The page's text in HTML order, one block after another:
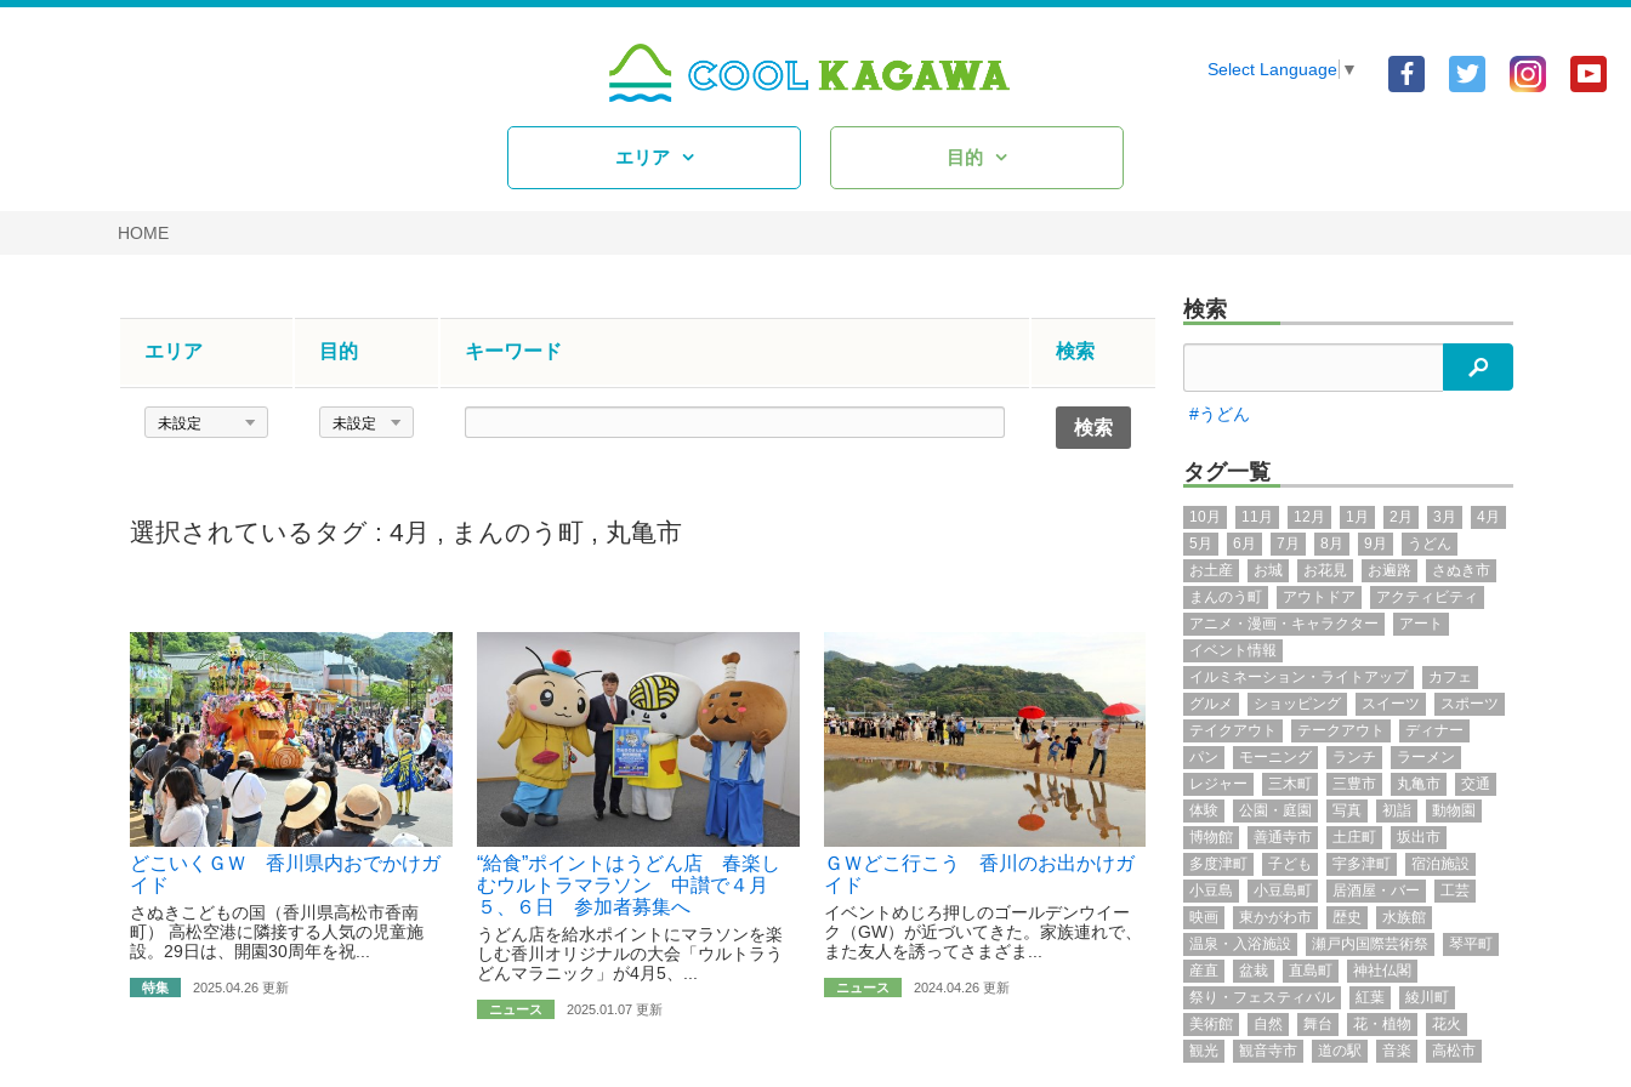
Facebook
Twitter
Select Language ▼
エリア 目的
HOME
エリア 目的 キーワード 検索
エ
目
ド
選択されているタグ : 4月 , まんのう町 , 丸亀市
どこいくＧＷ 香川県内おでかけガ
イド
さぬきこどもの国（香川県高松市香南
町） 高松空港に隣接する人気の児童施
設。29日は、開園30周年を祝...
特集 2025.04.26 更新
“給食”ポイントはうどん店 春楽し
むウルトラマラソン 中讃で４月
５、６日 参加者募集へ
うどん店を給水ポイントにマラソンを楽
しむ香川オリジナルの大会「ウルトラう
どんマラニック」が4月5、...
ニュース 2025.01.07 更新
ＧＷどこ行こう 香川のお出かけガ
イド
イベントめじろ押しのゴールデンウイー
ク（GW）が近づいてきた。家族連れで、
また友人を誘ってさまざま...
ニュース 2024.04.26 更新
検索
検索
#うどん
タグ一覧
10月 11月 12月 1月 2月 3月
4月
5月
6月 7月 8月 9月
うどん
お土産
お城 お花見 お遍路
さぬき市
まんのう町
アウトドア
アクティビティ
アニメ・漫画・キャラクター
アート
イベント情報
イルミネーション・ライトアップ
カフェ
グルメ
ショッピング スイーツ
スポーツ
テイクアウト
テークアウト
ディナー
パン
モーニング ランチ
ラーメン
レジャー
三木町 三豊市 丸亀市
交通
体験
公園・庭園 写真 初詣
動物園
博物館
善通寺市 土庄町
坂出市
多度津町
子ども 宇多津町
宿泊施設
小豆島
小豆島町 居酒屋・バー
工芸
映画
東かがわ市 歴史
水族館
温泉・入浴施設
瀬戸内国際芸術祭
琴平町
産直
盆栽 直島町
神社仏閣
祭り・フェスティバル
紅葉
綾川町
美術館
自然 舞台 花・植物
花火
観光
観音寺市 道の駅 音楽 高松市